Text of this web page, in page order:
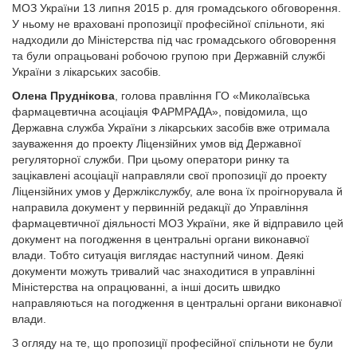
МОЗ України 13 липня 2015 р. для громадського обговорення.
У ньому не враховані пропозиції професійної спільноти, які
надходили до Міністерства під час громадського обговорення
та були опрацьовані робочою групою при Державній службі
України з лікарських засобів.
Олена Пруднікова , голова правління ГО «Миколаївська
фармацевтична асоціація ФАРМРАДА», повідомила, що
Державна служба України з лікарських засобів вже отримала
зауваження до проекту Ліцензійних умов від Державної
регуляторної служби. При цьому оператори ринку та
зацікавлені асоціації направляли свої пропозиції до проекту
Ліцензійних умов у Держлікслужбу, але вона їх проігнорувала й
направила документ у первинній редакції до Управління
фармацевтичної діяльності МОЗ України, яке й відправило цей
документ на погодження в центральні органи виконавчої
влади. Тобто ситуація виглядає наступний чином. Деякі
документи можуть тривалий час знаходитися в управлінні
Міністерства на опрацюванні, а інші досить швидко
направляються на погодження в центральні органи виконавчої
влади.
З огляду на те, що пропозиції професійної спільноти не були